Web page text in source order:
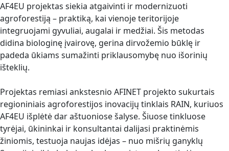
AF4EU projektas siekia atgaivinti ir modernizuoti
agroforestiją – praktiką, kai vienoje teritorijoje
integruojami gyvuliai, augalai ir medžiai. Šis metodas
didina biologinę įvairovę, gerina dirvožemio būklę ir
padeda ūkiams sumažinti priklausomybę nuo išorinių
išteklių.
Projektas remiasi ankstesnio AFINET projekto sukurtais
regioniniais agroforestijos inovacijų tinklais RAIN, kuriuos
AF4EU išplėtė dar aštuoniose šalyse. Šiuose tinkluose
tyrėjai, ūkininkai ir konsultantai dalijasi praktinėmis
žiniomis, testuoja naujas idėjas – nuo mišrių ganyklų